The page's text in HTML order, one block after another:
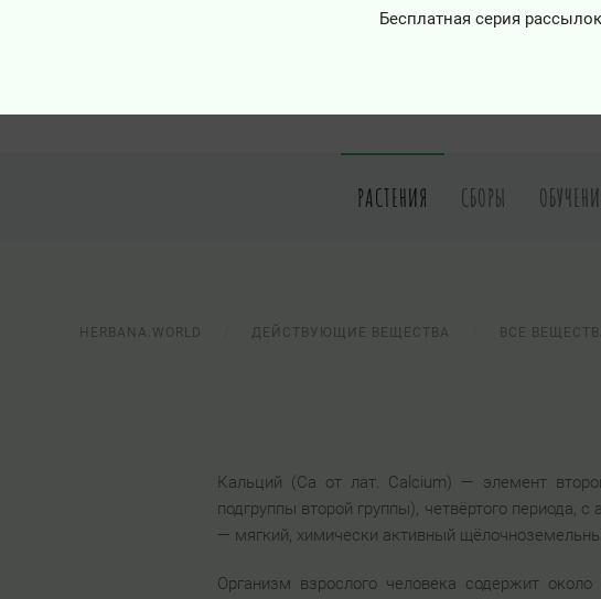
Бесплатная серия
РАСТЕНИЯ СБОРЫ
HERBANA.WORLD ДЕЙСТВУЮЩИЕ ВЕЩЕСТВА ВСЕ
Кальций (Ca от лат. Calcium) — элемент
подгруппы второй группы), четвёртого
— мягкий, химически активный
Организм взрослого человека содержит